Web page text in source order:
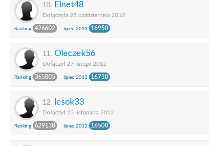
10. Elnet48
Dołączyła 25 października 2012
Ranking 426602 lipiec 2013 16950
11. Oleczek56
Dołączył 27 lutego 2012
Ranking 365005 lipiec 2013 16710
12. lesok33
Dołączył 23 listopada 2012
Ranking 629138 lipiec 2013 16500